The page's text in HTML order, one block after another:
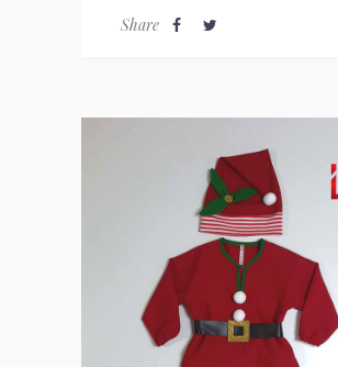
Share